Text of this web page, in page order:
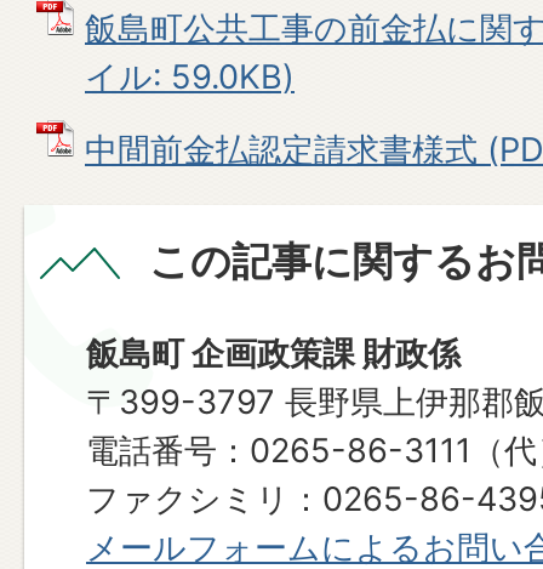
飯島町公共工事の前金払に関
イル: 59.0KB)
中間前金払認定請求書様式
この記事に関するお
飯島町 企画政策課 財政係
〒399-3797 長野県上伊那郡
電話番号：0265-86-3111（
ファクシミリ：0265-86-
メールフォームによるお問い